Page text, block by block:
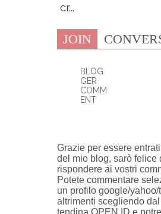
cr...
JOIN
BLOG
GER
COMM
ENT
Grazie per essere
del mio blog, sarò felice
rispondere ai vostri
Potete commentare
un profilo google/yahoo/
altrimenti scegliendo
tendina OPEN ID e